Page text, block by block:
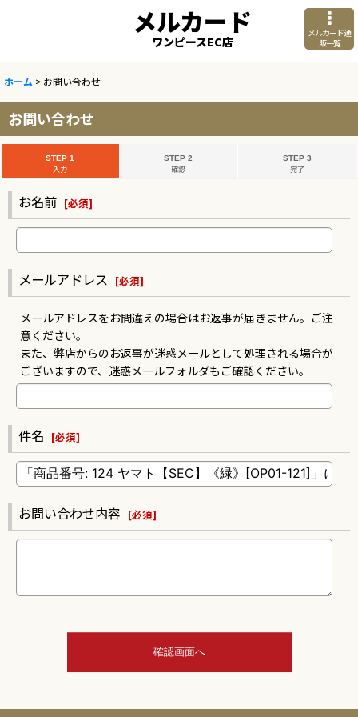
メルカード
ワンピースEC店
メルカード通
販一覧
ホーム > お問い合わせ
お問い合わせ
STEP 1
入力
STEP 2
確認
STEP 3
完了
お名前 [必須]
メールアドレス [必須]
メールアドレスをお間違えの場合はお返事が届きません。ご注
意ください。
また、弊店からのお返事が迷惑メールとして処理される場合が
ございますので、迷惑メールフォルダもご確認ください。
件名 [必須]
お問い合わせ内容 [必須]
確認画面へ